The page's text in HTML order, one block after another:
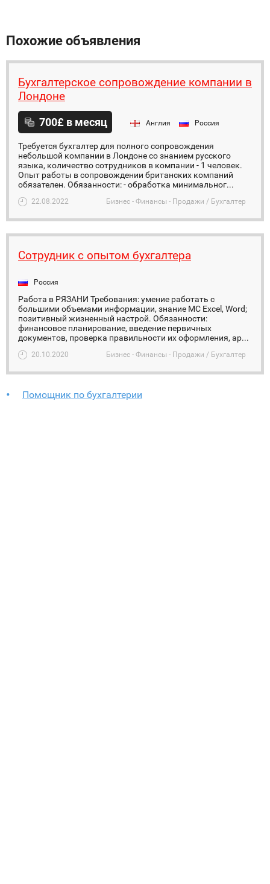
Похожие объявления
Бухгалтерское сопровождение компании в
Лондоне
700£ в месяц Англия Россия
Требуется бухгалтер для полного сопровождения
небольшой компании в Лондоне со знанием русского
языка, количество сотрудников в компании - 1 человек.
Опыт работы в сопровождении британских компаний
обязателен. Обязанности: - обработка минимальног...
22.08.2022 Бизнес - Финансы - Продажи / Бухгалтер
Сотрудник с опытом бухгалтера
Россия
Работа в РЯЗАНИ Требования: умение работать с
большими объемами информации, знание MC Excel, Word;
позитивный жизненный настрой. Обязанности:
финансовое планирование, введение первичных
документов, проверка правильности их оформления, ар...
20.10.2020 Бизнес - Финансы - Продажи / Бухгалтер
Помощник по бухгалтерии